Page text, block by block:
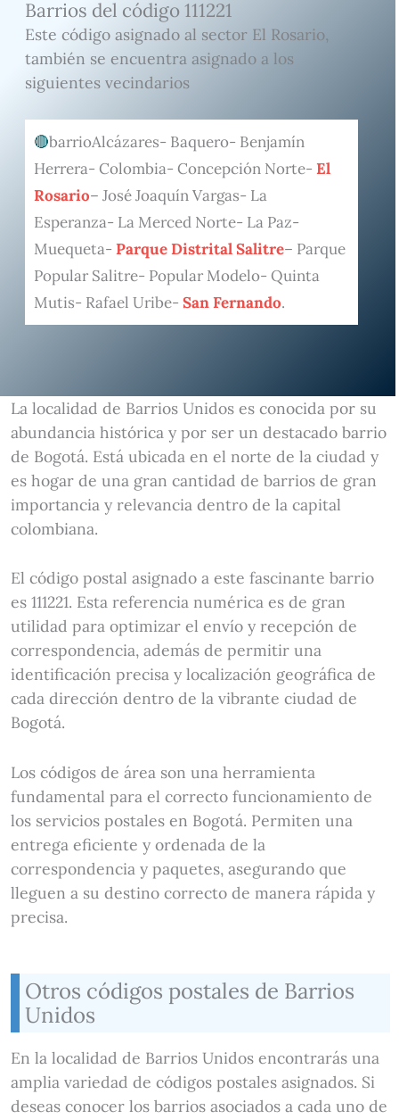
Barrios del código 111221
Este código asignado al sector El Rosario,
también se encuentra asignado a los
siguientes vecindarios
barrioAlcázares- Baquero- Benjamín
Herrera- Colombia- Concepción Norte- El
Rosario– José Joaquín Vargas- La
Esperanza- La Merced Norte- La Paz-
Muequeta- Parque Distrital Salitre– Parque
Popular Salitre- Popular Modelo- Quinta
Mutis- Rafael Uribe- San Fernando.
La localidad de Barrios Unidos es conocida por su
abundancia histórica y por ser un destacado barrio
de Bogotá. Está ubicada en el norte de la ciudad y
es hogar de una gran cantidad de barrios de gran
importancia y relevancia dentro de la capital
colombiana.
El código postal asignado a este fascinante barrio
es 111221. Esta referencia numérica es de gran
utilidad para optimizar el envío y recepción de
correspondencia, además de permitir una
identificación precisa y localización geográfica de
cada dirección dentro de la vibrante ciudad de
Bogotá.
Los códigos de área son una herramienta
fundamental para el correcto funcionamiento de
los servicios postales en Bogotá. Permiten una
entrega eficiente y ordenada de la
correspondencia y paquetes, asegurando que
lleguen a su destino correcto de manera rápida y
precisa.
Otros códigos postales de Barrios
Unidos
En la localidad de Barrios Unidos encontrarás una
amplia variedad de códigos postales asignados. Si
deseas conocer los barrios asociados a cada uno de